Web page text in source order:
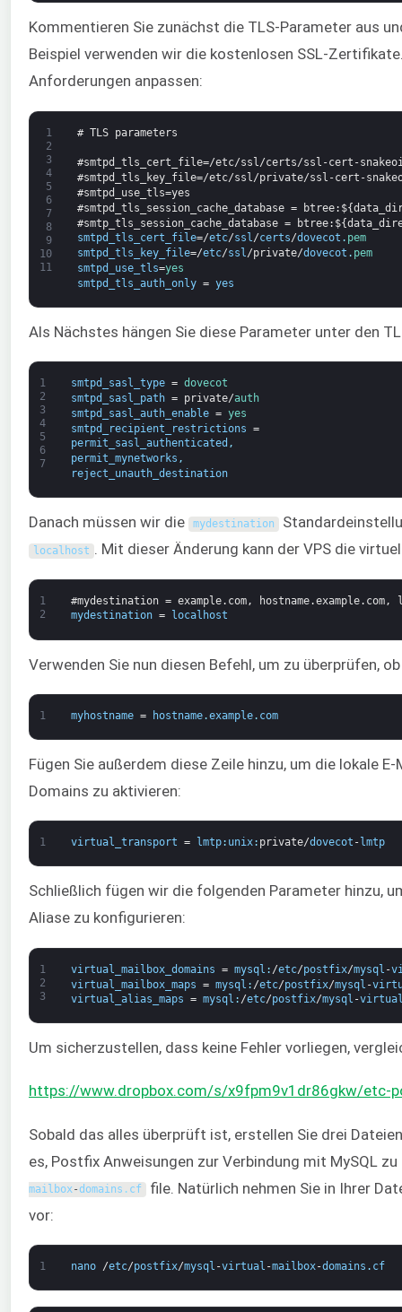
Kommentieren Sie zunächst die TLS-Parameter aus
Beispiel verwenden wir die kostenlosen SSL-
Anforderungen anpassen:
1
2
3
4
5
6
7
8
9
10
11
# TLS parameters
#smtpd_tls_cert_file=/etc/ssl/certs/ssl-cert-
#smtpd_tls_key_file=/etc/ssl/private/ssl-cert-
#smtpd_use_tls=yes
#smtpd_tls_session_cache_database =
#smtp_tls_session_cache_database =
smtpd_tls_cert_file=/etc/ssl/certs/dovecot . pem
smtpd_tls_key_file=/etc/ssl/private/dovecot . pem
smtpd_use_tls=yes
smtpd_tls_auth_only = yes
Als Nächstes hängen Sie diese Parameter unter den
1
2
3
4
5
6
7
smtpd_sasl_type = dovecot
smtpd_sasl_path = private/auth
smtpd_sasl_auth_enable = yes
smtpd_recipient_restrictions =
permit_sasl_authenticated ,
permit_mynetworks ,
reject_unauth_destination
Danach müssen wir die mydestination
localhost . Mit dieser Änderung kann der VPS die
1
2
#mydestination = example.com,
mydestination = localhost
Verwenden Sie nun diesen Befehl, um zu überprüfen,
1 myhostname = hostname.example. com
Fügen Sie außerdem diese Zeile hinzu, um die lokale
Domains zu aktivieren:
1 virtual_transport = lmtp: unix: private/dovecot - lmtp
Schließlich fügen wir die folgenden Parameter hinzu,
Aliase zu konfigurieren:
1
2
3
virtual_mailbox_domains = mysql : /etc/postfix/mysql -
virtual_mailbox_maps = mysql : /etc/postfix/mysql -
virtual_alias_maps = mysql : /etc/postfix/mysql -
Um sicherzustellen, dass keine Fehler vorliegen,
https://www.dropbox.com/s/x9fpm9v1dr86gkw/etc-
Sobald das alles überprüft ist, erstellen Sie drei
es, Postfix Anweisungen zur Verbindung mit MySQL
mailbox-domains . cf file. Natürlich nehmen Sie in Ihrer
vor:
1 nano /etc/postfix/mysql -virtual -mailbox-domains . cf